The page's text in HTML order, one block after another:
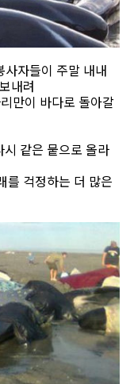
자들이 주말 내내
내려
만이 바다로 돌아갈
같은 뭍으로 올라
를 걱정하는 더 많은